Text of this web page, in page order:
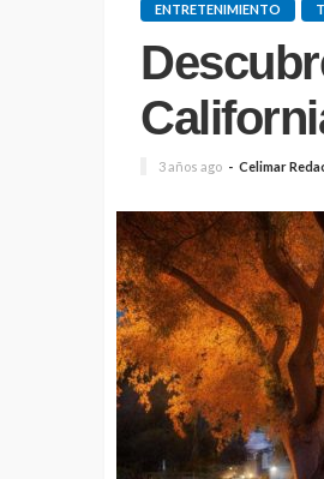
ENTRETENIMIENTO
3 años ago Celimar